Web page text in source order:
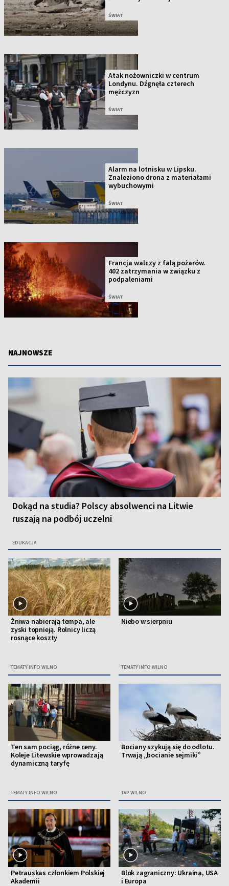
ŚWIAT
Atak nożowniczki w centrum
Londynu. Dźgnęła czterech
mężczyzn
ŚWIAT
Alarm na lotnisku w Lipsku.
Znaleziono drona z materiałami
wybuchowymi
ŚWIAT
Francja walczy z falą pożarów.
402 zatrzymania w związku z
podpaleniami
ŚWIAT
NAJNOWSZE
Dokąd na studia? Polscy absolwenci na Litwie
ruszają na podbój uczelni
EDUKACJA
Żniwa nabierają tempa, ale
zyski topnieją. Rolnicy liczą
rosnące koszty
TEMATY INFO WILNO
Niebo w sierpniu
TEMATY INFO WILNO
Ten sam pociąg, różne ceny.
Koleje Litewskie wprowadzają
dynamiczną taryfę
TEMATY INFO WILNO
Bociany szykują się do odlotu.
Trwają „bocianie sejmiki”
TVP WILNO
Petrauskas członkiem Polskiej
Akademii
Blok zagraniczny: Ukraina, USA
i Europa